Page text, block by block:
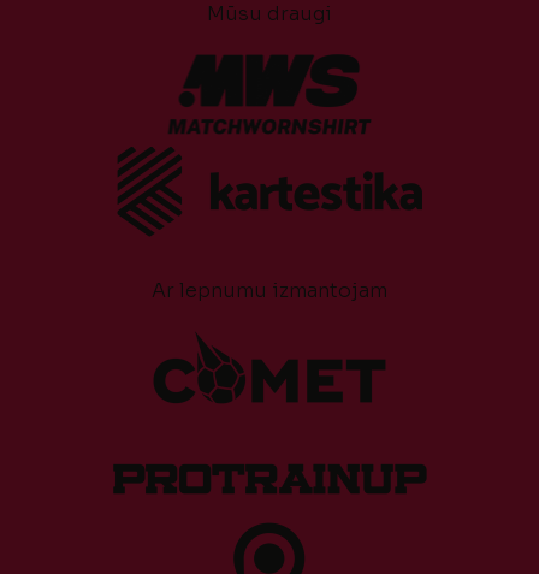
Mūsu draugi
Ar lepnumu izmantojam